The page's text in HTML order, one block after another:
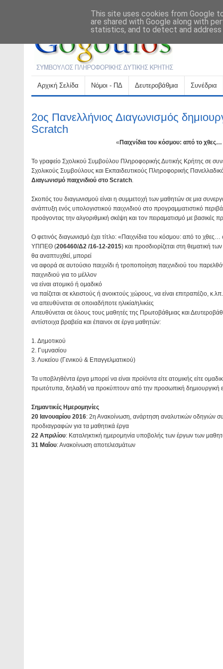
Βιογραφικό Επικοινωνία
Αρχική Σελίδα Νόμοι - ΠΔ Δευτεροβάθμια Συνέδρια
2ος Πανελλήνιος Διαγωνισμός
Scratch
« Παιχνίδια του κόσμου: από το χθες…
Το γραφείο Σχολικού Συμβούλου Πληροφορικής Δυτικής Κρήτης σε
Σχολικούς Συμβούλους και Εκπαιδευτικούς Πληροφορικής
Διαγωνισμό παιχνιδιού στο Scratch.
Σκοπός του διαγωνισμού είναι η συμμετοχή των μαθητών σε μια
ανάπτυξη ενός υπολογιστικού παιχνιδιού στο προγραμματιστικό
προάγοντας την αλγοριθμική σκέψη και τον πειραματισμό με βασικές
Ο φετινός διαγωνισμό έχει τίτλο: «Παιχνίδια του κόσμου: από το χθες…
ΥΠΠΕΘ (206460/Δ2 /16-12-2015) και προσδιορίζεται στη θεματική
θα αναπτυχθεί, μπορεί
να αφορά σε αυτούσιο παιχνίδι ή τροποποίηση παιχνιδιού του
παιχνιδιού για το μέλλον
να είναι ατομικό ή ομαδικό
να παίζεται σε κλειστούς ή ανοικτούς χώρους, να είναι επιτραπέζιο, κ.λπ.
να απευθύνεται σε οποιαδήποτε ηλικία/ηλικίες
Απευθύνεται σε όλους τους μαθητές της Πρωτοβάθμιας και
αντίστοιχα βραβεία και έπαινοι σε έργα μαθητών:
1. Δημοτικού
2. Γυμνασίου
3. Λυκείου (Γενικού & Επαγγελματικού)
Τα υποβληθέντα έργα μπορεί να είναι προϊόντα είτε ατομικής είτε
πρωτότυπα, δηλαδή να προκύπτουν από την προσωπική δημιουργική
Σημαντικές Ημερομηνίες
20 Ιανουαρίου 2016: 2η Ανακοίνωση, ανάρτηση αναλυτικών οδηγιών
προδιαγραφών για τα μαθητικά έργα
22 Απριλίου: Καταληκτική ημερομηνία υποβολής των έργων των
31 Μαΐου: Ανακοίνωση αποτελεσμάτων
This site uses cookies from Google
are shared with Google along with
statistics, and to detect and address